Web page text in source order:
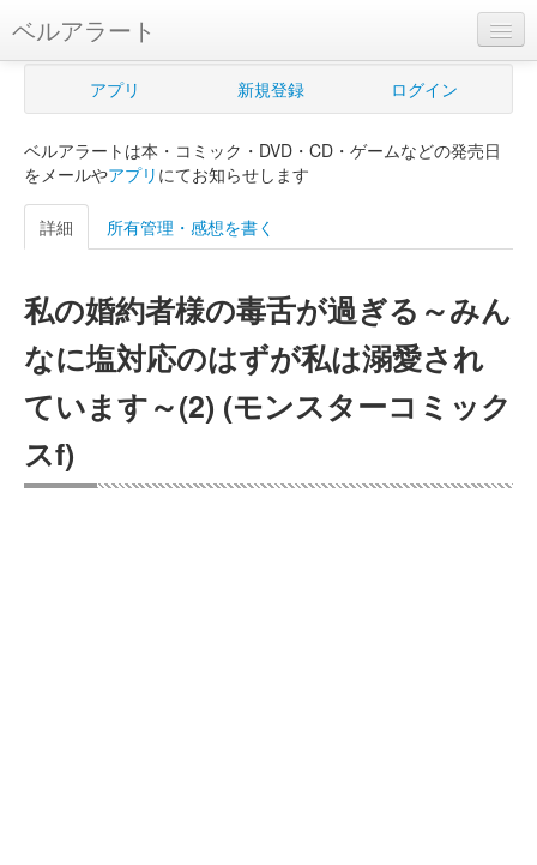
ベルアラート
ベルアラートとは
新規登録
ログイン
購入管理
Myシェルフ
プレミアム
アプリ 新規登録 ログイン
ベルアラートは本・コミック・DVD・CD・ゲームなどの発売日
をメールやアプリ にてお知らせします
詳細 所有管理・感想を書く
私の婚約者様の毒舌が過ぎる～みん
なに塩対応のはずが私は溺愛され
ています～(2) (モンスターコミック
スf)